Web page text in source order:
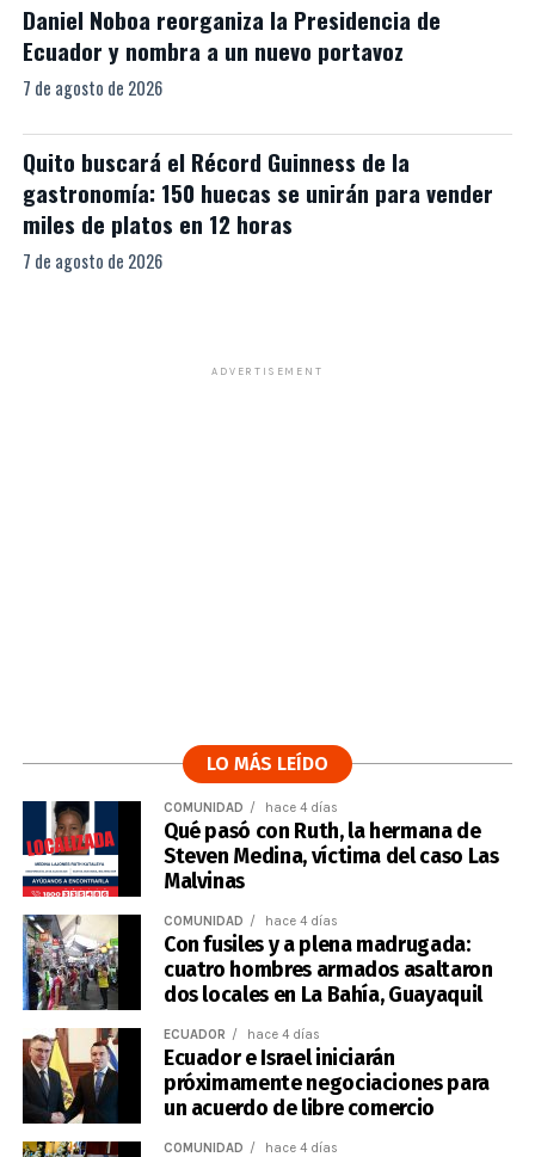
Daniel Noboa reorganiza la Presidencia de
Ecuador y nombra a un nuevo portavoz
7 de agosto de 2026
Quito buscará el Récord Guinness de la
gastronomía: 150 huecas se unirán para vender
miles de platos en 12 horas
7 de agosto de 2026
ADVERTISEMENT
LO MÁS LEÍDO
COMUNIDAD hace 4 días
Qué pasó con Ruth, la hermana de
Steven Medina, víctima del caso Las
Malvinas
COMUNIDAD hace 4 días
Con fusiles y a plena madrugada:
cuatro hombres armados asaltaron
dos locales en La Bahía, Guayaquil
ECUADOR hace 4 días
Ecuador e Israel iniciarán
próximamente negociaciones para
un acuerdo de libre comercio
COMUNIDAD hace 4 días